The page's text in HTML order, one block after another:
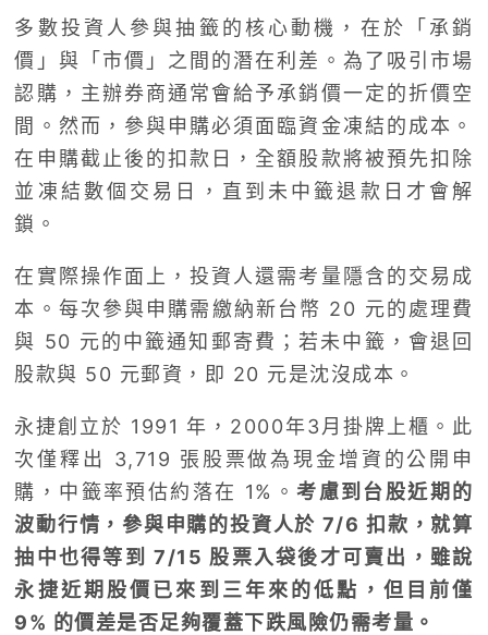
多數投資人參與抽籤的核心動機，在於「承銷
價」與「市價」之間的潛在利差。為了吸引市場
認購，主辦券商通常會給予承銷價一定的折價空
間。然而，參與申購必須面臨資金凍結的成本。
在申購截止後的扣款日，全額股款將被預先扣除
並凍結數個交易日，直到未中籤退款日才會解
鎖。
在實際操作面上，投資人還需考量隱含的交易成
本。每次參與申購需繳納新台幣 20 元的處理費
與 50 元的中籤通知郵寄費；若未中籤，會退回
股款與 50 元郵資，即 20 元是沈沒成本。
永捷創立於 1991 年，2000年3月掛牌上櫃。此
次僅釋出 3,719 張股票做為現金增資的公開申
購，中籤率預估約落在 1%。考慮到台股近期的
波動行情，參與申購的投資人於 7/6 扣款，就算
抽中也得等到 7/15 股票入袋後才可賣出，雖說
永捷近期股價已來到三年來的低點，但目前僅
9% 的價差是否足夠覆蓋下跌風險仍需考量。